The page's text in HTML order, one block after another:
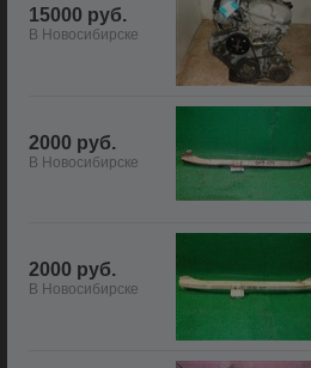
15000 руб.
В Новосибирске
2000 руб.
В Новосибирске
2000 руб.
В Новосибирске